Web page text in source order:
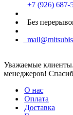
+7 (926) 687-
Без
Уважаемые
менеджеров!
О нас
Оплата
Доставка